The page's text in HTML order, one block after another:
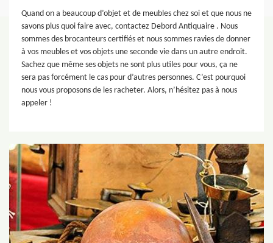
Quand on a beaucoup d’objet et de meubles chez soi et que nous ne
savons plus quoi faire avec, contactez Debord Antiquaire . Nous
sommes des brocanteurs certifiés et nous sommes ravies de donner
à vos meubles et vos objets une seconde vie dans un autre endroit.
Sachez que même ses objets ne sont plus utiles pour vous, ça ne
sera pas forcément le cas pour d’autres personnes. C’est pourquoi
nous vous proposons de les racheter. Alors, n’hésitez pas à nous
appeler !